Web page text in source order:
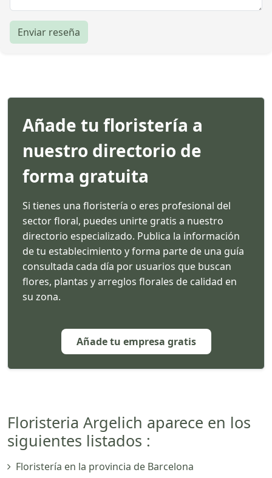
Enviar reseña
Añade tu floristería a
nuestro directorio de
forma gratuita
Si tienes una floristería o eres profesional del
sector floral, puedes unirte gratis a nuestro
directorio especializado. Publica la información
de tu establecimiento y forma parte de una guía
consultada cada día por usuarios que buscan
flores, plantas y arreglos florales de calidad en
su zona.
Añade tu empresa gratis
Floristeria Argelich aparece en los
siguientes listados :
Floristería en la provincia de Barcelona